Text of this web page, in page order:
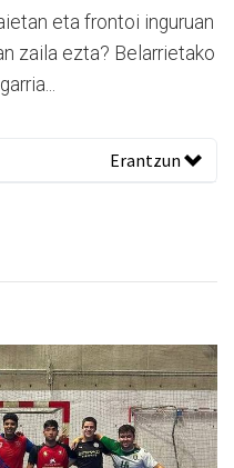
eta frontoi inguruan
zaila ezta? Belarrietako
Erantzun